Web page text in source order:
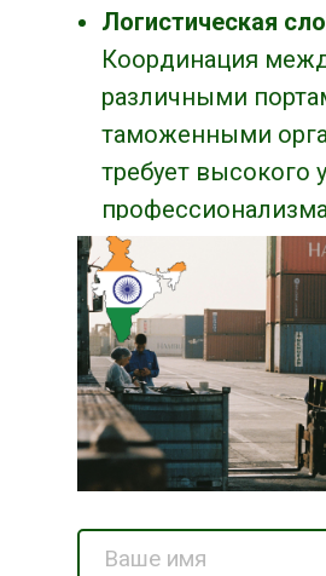
Логистическая
Координация
различными
таможенными
требует высокого